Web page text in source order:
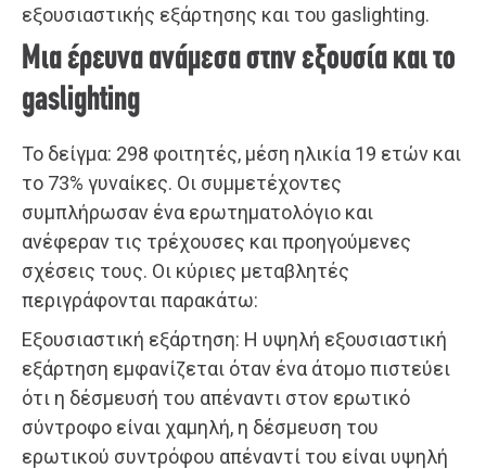
εξουσιαστικής εξάρτησης και του gaslighting.
Μια έρευνα ανάμεσα στην εξουσία και το
gaslighting
Το δείγμα: 298 φοιτητές, μέση ηλικία 19 ετών και
το 73% γυναίκες. Οι συμμετέχοντες
συμπλήρωσαν ένα ερωτηματολόγιο και
ανέφεραν τις τρέχουσες και προηγούμενες
σχέσεις τους. Οι κύριες μεταβλητές
περιγράφονται παρακάτω:
Εξουσιαστική εξάρτηση: Η υψηλή εξουσιαστική
εξάρτηση εμφανίζεται όταν ένα άτομο πιστεύει
ότι η δέσμευσή του απέναντι στον ερωτικό
σύντροφο είναι χαμηλή, η δέσμευση του
ερωτικού συντρόφου απέναντί του είναι υψηλή